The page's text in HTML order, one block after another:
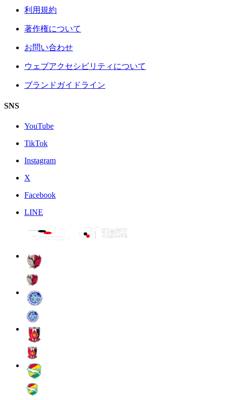
利用規約
著作権について
お問い合わせ
ウェブアクセシビリティについて
ブランドガイドライン
SNS
YouTube
TikTok
Instagram
X
Facebook
LINE